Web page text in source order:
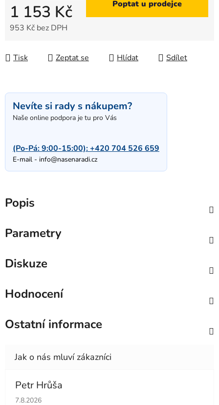
1 153 Kč
953 Kč bez DPH
Poptat u prodejce
Tisk Zeptat se Hlídat Sdílet
Nevíte si rady s nákupem?
Naše online podpora je tu pro Vás
(Po-Pá: 9:00-15:00):+420 704 526 659
E-mail - info@nasenaradi.cz
Popis
Parametry
Diskuze
Hodnocení
Ostatní informace
Petr Hrůša
Hodnocení obchodu je 5 z 5 hvězdiček.
7.8.2026